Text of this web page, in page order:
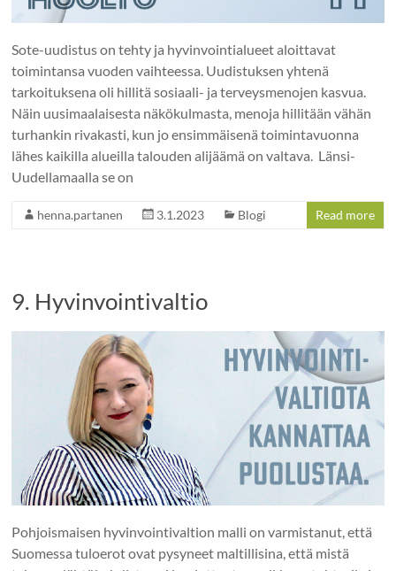
Sote-uudistus on tehty ja hyvinvointialueet aloittavat
toimintansa vuoden vaihteessa. Uudistuksen yhtenä
tarkoituksena oli hillitä sosiaali- ja terveysmenojen kasvua.
Näin uusimaalaisesta näkökulmasta, menoja hillitään vähän
turhankin rivakasti, kun jo ensimmäisenä toimintavuonna
lähes kaikilla alueilla talouden alijäämä on valtava. Länsi-
Uudellamaalla se on
henna.partanen 3.1.2023 Blogi Read more
9. Hyvinvointivaltio
Pohjoismaisen hyvinvointivaltion malli on varmistanut, että
Suomessa tuloerot ovat pysyneet maltillisina, että mistä